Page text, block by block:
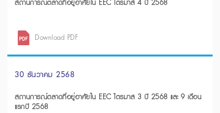
สถานการณ์ตลาดที่อยู่อาศัยใน EEC ไตรมาส 4 ปี 2568
Download PDF
30 ธันวาคม 2568
สถานการณ์ตลาดที่อยู่อาศัยใน EEC ไตรมาส 3 ปี 2568 และ 9 เดือน
แรกปี 2568